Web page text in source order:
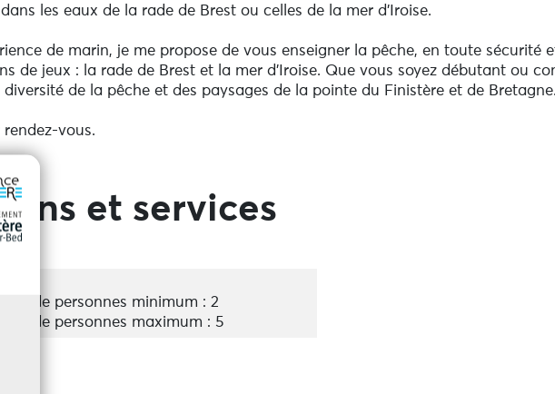
les eaux de la rade de Brest ou celles de la mer d'Iroise.
de marin, je me propose de vous enseigner la pêche, en toute sécurité
de jeux : la rade de Brest et la mer d'Iroise. Que vous soyez débutant ou
de la pêche et des paysages de la pointe du Finistère et de Bretagne.
rendez-vous.
et services
de personnes minimum : 2
de personnes maximum : 5